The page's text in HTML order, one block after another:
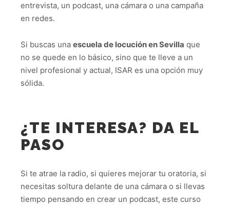
entrevista, un podcast, una cámara o una campaña
en redes.
Si buscas una escuela de locución en Sevilla que
no se quede en lo básico, sino que te lleve a un
nivel profesional y actual, ISAR es una opción muy
sólida.
¿TE INTERESA? DA EL
PASO
Si te atrae la radio, si quieres mejorar tu oratoria, si
necesitas soltura delante de una cámara o si llevas
tiempo pensando en crear un podcast, este curso